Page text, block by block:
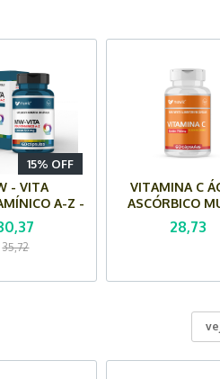
15% OFF
- VITA
A-Z -
mg) - 60
35,72
VITAMINA C
ASCÓRBICO
(750 mg) - 60
28,73